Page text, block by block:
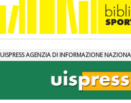
UISPRESS AGENZIA DI INFORMAZIONE